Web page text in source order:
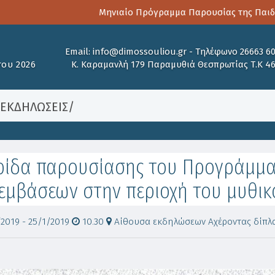
Μηνιαίο Πρόγραμμα Παρουσίας της
2026
Email: info@dimossouliou.gr - Τηλέφωνο 26663
Κ. Καραμανλή 179 Παραμυθιά Θεσπρωτίας Τ.Κ
ΕΚΔΗΛΩΣΕΙΣ/
παρουσίασης του
στην περιοχή του
- 25/1/2019 10.30 Αίθουσα εκδηλώσεων Αχέροντας